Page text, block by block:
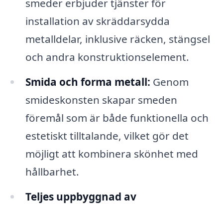
smeder erbjuder tjänster för
installation av skräddarsydda
metalldelar, inklusive räcken, stängsel
och andra konstruktionselement.
Smida och forma metall: Genom
smideskonsten skapar smeden
föremål som är både funktionella och
estetiskt tilltalande, vilket gör det
möjligt att kombinera skönhet med
hållbarhet.
Teljes uppbyggnad av